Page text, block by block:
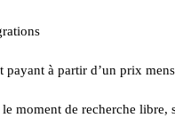
payant à partir d’un prix
moment de recherche libre,